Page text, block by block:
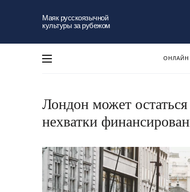
Маяк русскоязычной
культуры за рубежом
ОНЛАЙН
Лондон может
нехватки